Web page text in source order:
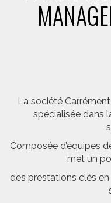
La société
spécialisée dans
Composée d’équipes
met un
des prestations clés